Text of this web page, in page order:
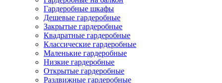
Гардеробные шкафы
Дешевые гардеробные
Закрытые гардеробные
Квадратные гардеробные
Классические гардеробные
Маленькие гардеробные
Низкие гардеробные
Открытые гардеробные
Раздвижные гардеробные